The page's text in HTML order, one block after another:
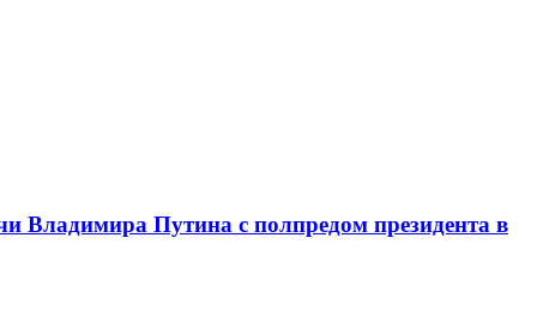
Владимира Путина с полпредом президента в